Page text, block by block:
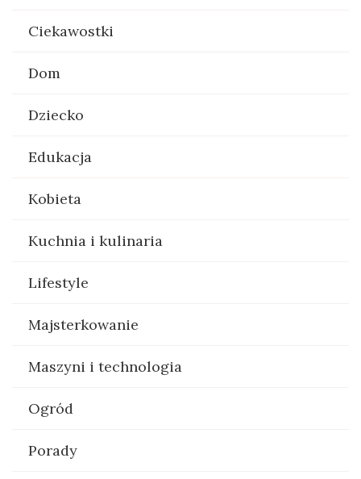
Ciekawostki
Dom
Dziecko
Edukacja
Kobieta
Kuchnia i kulinaria
Lifestyle
Majsterkowanie
Maszyni i technologia
Ogród
Porady